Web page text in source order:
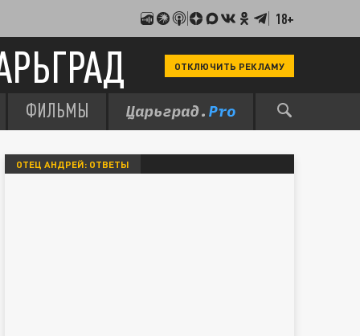
18+
ОТКЛЮЧИТЬ РЕКЛАМУ
ФИЛЬМЫ
ОТЕЦ АНДРЕЙ: ОТВЕТЫ